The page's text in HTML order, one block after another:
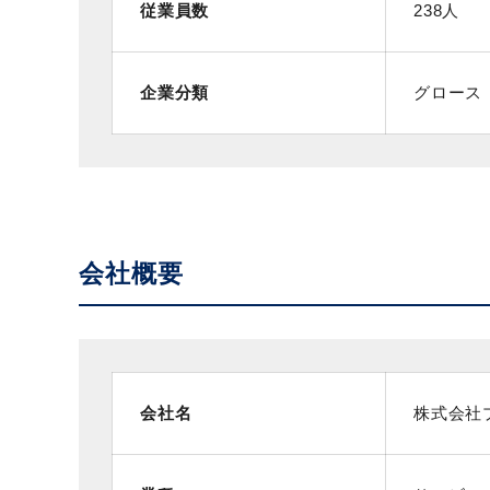
従業員数 238人
企業分類 グロース
会社概要
会社名 株式会社